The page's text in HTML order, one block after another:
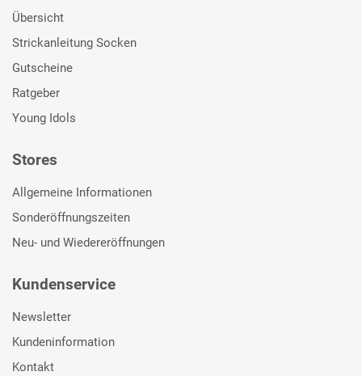
Übersicht
Strickanleitung Socken
Gutscheine
Ratgeber
Young Idols
Stores
Allgemeine Informationen
Sonderöffnungszeiten
Neu- und Wiedereröffnungen
Kundenservice
Newsletter
Kundeninformation
Kontakt